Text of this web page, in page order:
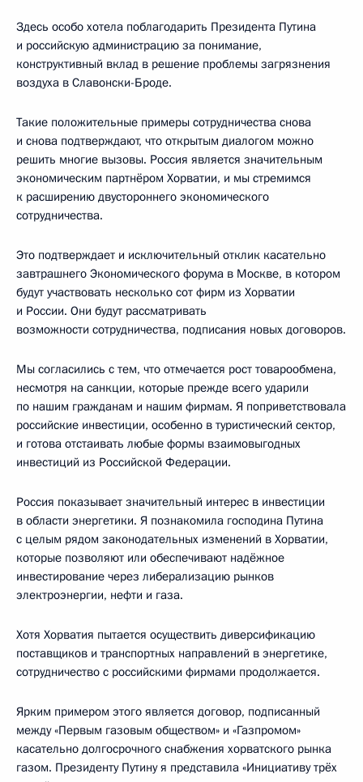
Здесь особо хотела поблагодарить Президента Путина
и российскую администрацию за понимание,
конструктивный вклад в решение проблемы загрязнения
воздуха в Славонски-Броде.
Такие положительные примеры сотрудничества снова
и снова подтверждают, что открытым диалогом можно
решить многие вызовы. Россия является значительным
экономическим партнёром Хорватии, и мы стремимся
к расширению двустороннего экономического
сотрудничества.
Это подтверждает и исключительный отклик касательно
завтрашнего Экономического форума в Москве, в котором
будут участвовать несколько сот фирм из Хорватии
и России. Они будут рассматривать
возможности сотрудничества, подписания новых договоров.
Мы согласились с тем, что отмечается рост товарообмена,
несмотря на санкции, которые прежде всего ударили
по нашим гражданам и нашим фирмам. Я поприветствовала
российские инвестиции, особенно в туристический сектор,
и готова отстаивать любые формы взаимовыгодных
инвестиций из Российской Федерации.
Россия показывает значительный интерес в инвестиции
в области энергетики. Я познакомила господина Путина
с целым рядом законодательных изменений в Хорватии,
которые позволяют или обеспечивают надёжное
инвестирование через либерализацию рынков
электроэнергии, нефти и газа.
Хотя Хорватия пытается осуществить диверсификацию
поставщиков и транспортных направлений в энергетике,
сотрудничество с российскими фирмами продолжается.
Ярким примером этого является договор, подписанный
между «Первым газовым обществом» и «Газпромом»
касательно долгосрочного снабжения хорватского рынка
газом. Президенту Путину я представила «Инициативу трёх